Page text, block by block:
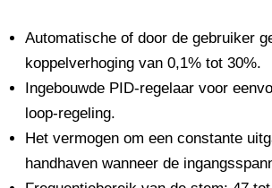
Automatische of door de gebruiker
koppelverhoging van 0,1% tot 30%.
Ingebouwde PID-regelaar voor
loop-regeling.
Het vermogen om een ​​constante
handhaven wanneer de